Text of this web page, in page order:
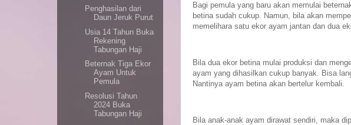
Bagi pemula yang baru akan memulai
betina sudah cukup. Namun, bila akan
memelihara satu ekor ayam jantan dan dua
Bila dua ekor betina mulai produksi dan
ayam yang dihasilkan cukup banyak. Bisa
Nantinya ayam betina akan bertelur kembali.
Bila anak-anak ayam dirawat sendiri, maka
Penghasilan dari
Daun Jeruk Purut
Usia 14 Tahun Buka
Rekening
Tabungan Haji
Beternak Tiga Ekor
Ayam Untuk
Pemula
Resolusi Tahun
2024 Buka
Tabungan Haji